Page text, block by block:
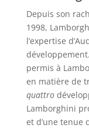
Depuis son
1998,
l’expertise
permis à
en matière de
quattro
Lamborghini
et d’une tenue